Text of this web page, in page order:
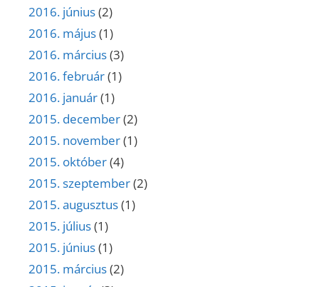
2016. június(2)
2016. május(1)
2016. március(3)
2016. február(1)
2016. január(1)
2015. december(2)
2015. november(1)
2015. október(4)
2015. szeptember(2)
2015. augusztus(1)
2015. július(1)
2015. június(1)
2015. március(2)